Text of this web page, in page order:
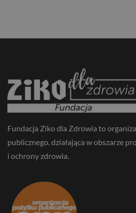
Fundacja Ziko dla Zdrowia to
publicznego, działająca w obszarze
i ochrony zdrowia.